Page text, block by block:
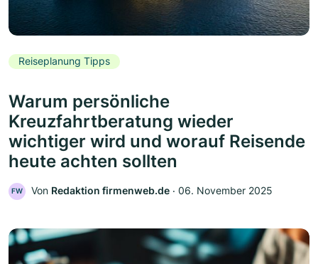
Reiseplanung Tipps
Warum persönliche
Kreuzfahrtberatung wieder
wichtiger wird und worauf Reisende
heute achten sollten
FW Von Redaktion firmenweb.de ‧ 06. November 2025